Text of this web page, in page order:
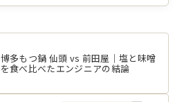
博多もつ鍋 仙頭 vs 前田屋｜塩と味噌
を食べ比べたエンジニアの結論